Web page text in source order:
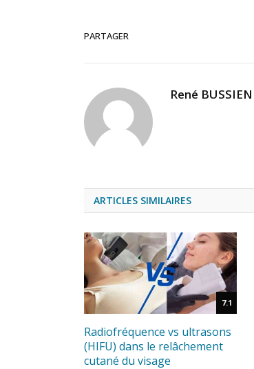
PARTAGER
René BUSSIEN
ARTICLES SIMILAIRES
7.1
Radiofréquence vs ultrasons
(HIFU) dans le relâchement
cutané du visage